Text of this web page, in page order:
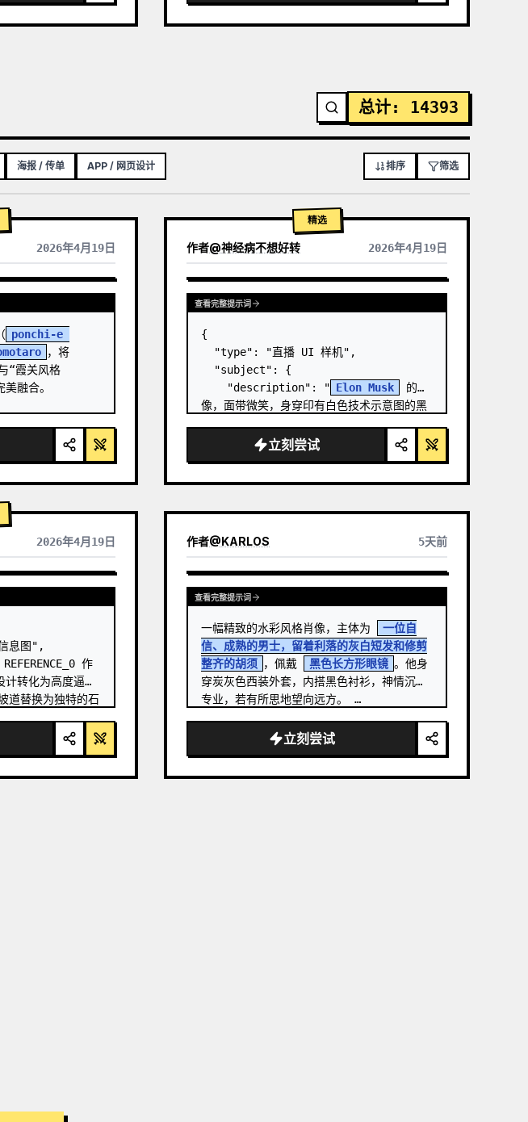
总计: 14393
海报 / 传单 APP / 网页设计 排序 筛选
2026年4月19日
结果
ponchi-e
，将
“霞关风格
融合。
精选
作者@神经病不想好转 2026年4月19日
查看完整提示词
{
  "type": "直播 UI 样机",
  "subject": {
    "description": "
Elon Musk
的肖
像，面带微笑，身穿印有白色技术示意图的黑
    "background": "左侧显示带有
' SPACEX ' 文字的屏幕，右侧显示红色的
立刻尝试
2026年4月19日
息图",
作
转化为高度逼真
道替换为独特的石
作者@KARLOS 5天前
查看完整提示词
一幅精致的水彩风格肖像，主体为
一位自
信、成熟的男士，留着利落的灰白短发和修剪
整齐的胡须 ，佩戴 黑色长方形眼镜 。他身
穿炭灰色西装外套，内搭黑色衬衫，神情沉稳
专业，若有所思地望向远方。 …
立刻尝试